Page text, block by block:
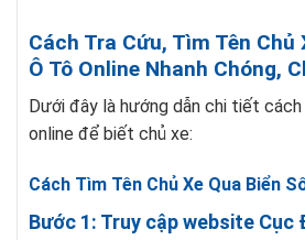
Cách Tra Cứu, Tìm Tên Chủ
Ô Tô Online Nhanh Chóng,
Dưới đây là hướng dẫn chi tiết
online để biết chủ xe:
Cách Tìm Tên Chủ Xe Qua Biển
Bước 1: Truy cập website Cục